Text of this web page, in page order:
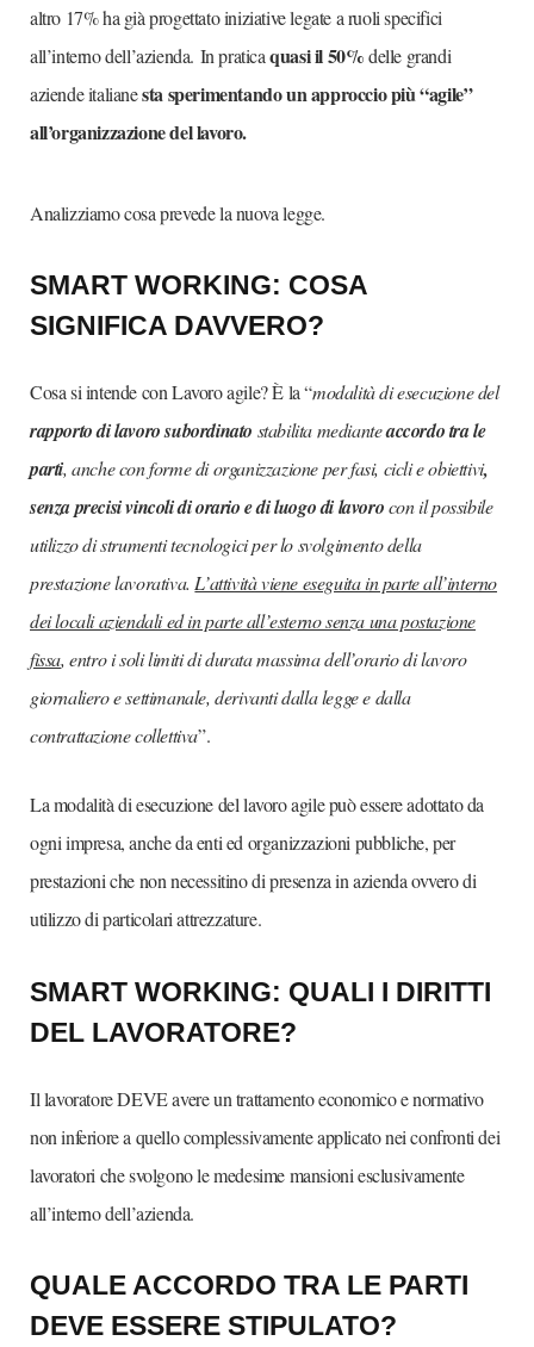
altro 17% ha già progettato iniziative legate a ruoli specifici
all’interno dell’azienda. In praticaquasi il 50%delle grandi
aziende italianesta sperimentando un approccio più “agile”
all’organizzazione del lavoro.
Analizziamo cosa prevede la nuova legge.
SMART WORKING: COSA
SIGNIFICA DAVVERO?
Cosa si intende con Lavoro agile? È la “modalità di esecuzione del
rapporto di lavoro subordinato stabilita medianteaccordo tra le
parti, anche con forme di organizzazione per fasi, cicli e obiettivi,
senza precisi vincoli di orario e di luogo di lavorocon il possibile
utilizzo di strumenti tecnologici per lo svolgimento della
prestazione lavorativa.L’attività viene eseguita in parte all’interno
dei locali aziendali ed in parte all’esterno senza una postazione
fissa, entro i soli limiti di durata massima dell’orario di lavoro
giornaliero e settimanale, derivanti dalla legge e dalla
contrattazione collettiva”.
La modalità di esecuzione del lavoro agile può essere adottato da
ogni impresa, anche da enti ed organizzazioni pubbliche, per
prestazioni che non necessitino di presenza in azienda ovvero di
utilizzo di particolari attrezzature.
SMART WORKING: QUALI I DIRITTI
DEL LAVORATORE?
Il lavoratore DEVE avere un trattamento economico e normativo
non inferiore a quello complessivamente applicato nei confronti dei
lavoratori che svolgono le medesime mansioni esclusivamente
all’interno dell’azienda.
QUALE ACCORDO TRA LE PARTI
DEVE ESSERE STIPULATO?